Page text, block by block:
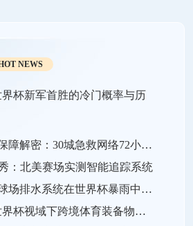
NEWS
2026世界杯医疗保障解密：30城急救网络72小时全域激活
：北美赛场实测智能追踪系统
草皮之下：硬石球场排水系统在世界杯暴雨中的极限生存战
“多国共办2026世界杯视域下跨境体育装备物流效能的关键瓶颈与系统优化策略”